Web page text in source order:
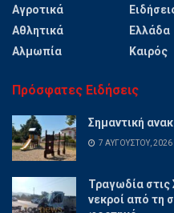
Αγροτικά
Αθλητικά
Αλμωπία
Ελλάδα
Καιρός
Πρόσφατες Ειδήσεις
Σημαντική
7 ΑΥΓΟΎΣΤΟΥ, 2026
Τραγωδία στις
νεκροί από τη